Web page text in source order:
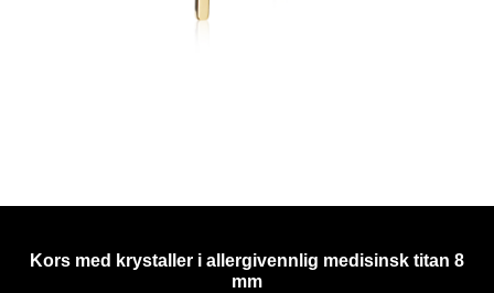
Kors med krystaller i allergivennlig medisinsk titan 8
mm